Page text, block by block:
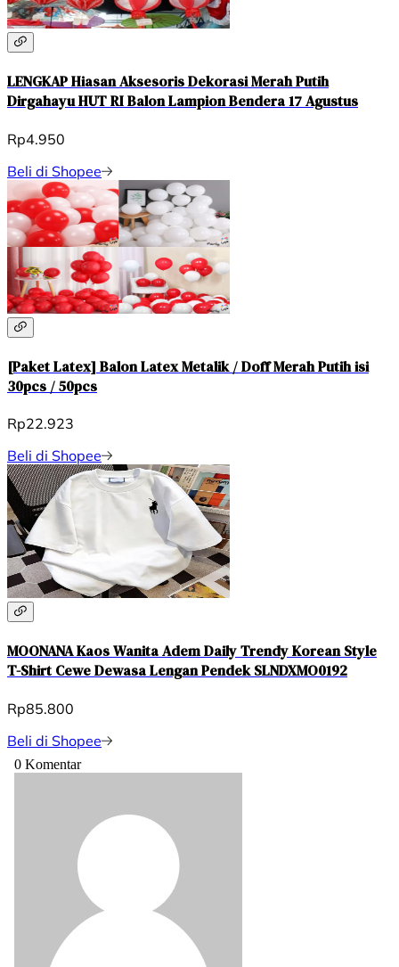
LENGKAP Hiasan Aksesoris Dekorasi Merah Putih
Dirgahayu HUT RI Balon Lampion Bendera 17 Agustus
Rp4.950
Beli di Shopee
[Paket Latex] Balon Latex Metalik / Doff Merah Putih isi
30pcs / 50pcs
Rp22.923
Beli di Shopee
MOONANA Kaos Wanita Adem Daily Trendy Korean Style
T-Shirt Cewe Dewasa Lengan Pendek SLNDXMO0192
Rp85.800
Beli di Shopee